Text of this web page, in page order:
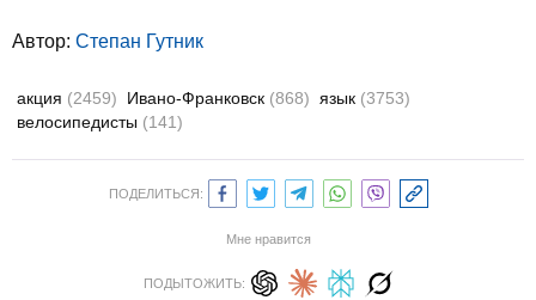
Автор: Степан Гутник
акция (2459) Ивано-Франковск (868) язык (3753)
велосипедисты (141)
ПОДЕЛИТЬСЯ:
Мне нравится
ПОДЫТОЖИТЬ: